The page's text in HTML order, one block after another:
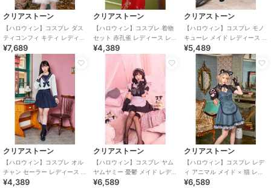
クリアストーン
【ハロウィン】コスプレ ダス
ティコンフィ キティ レディー
ス サックスブルー
¥7,689
クリアストーン
【ハロウィン】コスプレ 着物
セット 赤孔雀 レディース レッ
ド
¥4,389
クリアストーン
【ハロウィン】コスプレ モノ
キューレ メイド レディース ブ
ラック
¥5,489
クリアストーン
【ハロウィン】コスプレ オル
チャン セーラー レディース ネ
イビー
¥4,389
クリアストーン
【ハロウィン】コスプレ ヤム
ヤムヤミー 憂鬱 メイド レディ
ース ブラック
¥6,589
クリアストーン
【ハロウィン】コスプレ レデ
ィ アニマル メイド × 猫 レデ
ィース グレー
¥6,589